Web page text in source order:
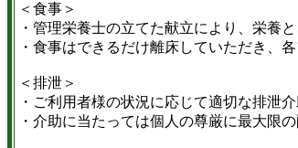
＜食事＞
・管理栄養士の立てた献立により、栄養
・食事はできるだけ離床していただき、
＜排泄＞
・ご利用者様の状況に応じて適切な排泄
・介助に当たっては個人の尊厳に最大限の